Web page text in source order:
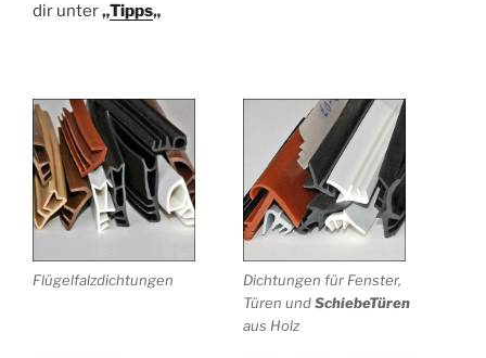
dir unter„Tipps„
Flügelfalzdichtungen
Dichtungen für Fenster,
Türen undSchiebeTüren
aus Holz